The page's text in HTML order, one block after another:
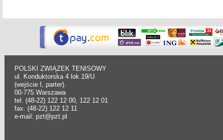
POLSKI ZWIĄZEK TENISOWY
ul. Konduktorska 4 lok.19/U
(wejście I, parter).
00-775 Warszawa
tel. (48-22) 122 12 00, 122 12 01
fax. (48-22) 122 12 11
e-mail: pzt@pzt.pl